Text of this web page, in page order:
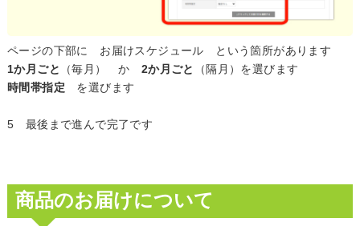
ページの下部に お届けスケジュール という箇所があります
1か月ごと
（毎月） か 2か月ごと
（隔月）を選びます
時間帯指定 を選びます
5 最後まで進んで完了です
商品のお届けについて